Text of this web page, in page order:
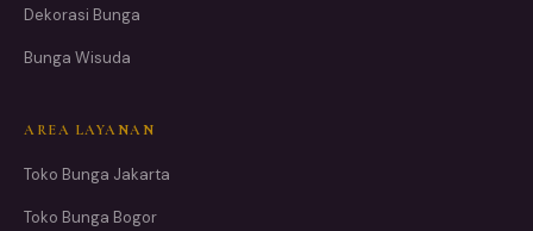
Dekorasi Bunga
Bunga Wisuda
AREA LAYANAN
Toko Bunga Jakarta
Toko Bunga Bogor